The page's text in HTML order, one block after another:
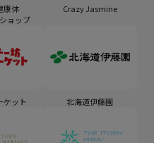
康体
ョップ
Crazy Jasmine
ケット 北海道伊藤園